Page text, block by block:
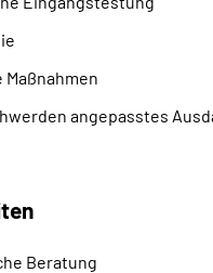
Maßnahmen
angepasstes
Beratung